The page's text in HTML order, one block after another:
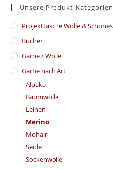
Unsere Produkt-Kategorien
​Projekttasche Wolle & Schönes
Bücher
Garne / Wolle
Garne nach Art
Alpaka
Baumwolle
Leinen
Merino
Mohair
Seide
Sockenwolle